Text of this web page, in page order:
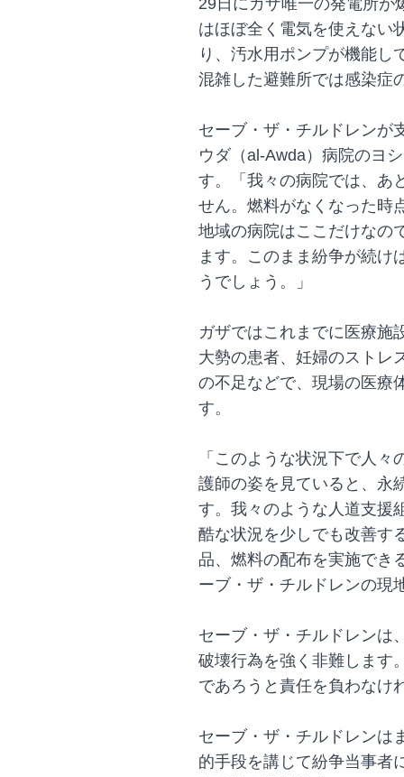
29日にガザ唯一の発電所が
はほぼ全く電気を使えない
り、汚水用ポンプが機能し
混雑した避難所では感染症
セーブ・ザ・チルドレンが
ウダ（al-Awda）病院のヨ
す。「我々の病院では、あ
せん。燃料がなくなった時
地域の病院はここだけなの
ます。このまま紛争が続け
うでしょう。」
ガザではこれまでに医療施
大勢の患者、妊婦のストレ
の不足などで、現場の医療
す。
「このような状況下で人
護師の姿を見ていると、永
す。我々のような人道支援
酷な状況を少しでも改善す
品、燃料の配布を実施でき
ーブ・ザ・チルドレンの現
セーブ・ザ・チルドレンは
破壊行為を強く非難します
であろうと責任を負わなけ
セーブ・ザ・チルドレンは
的手段を講じて紛争当事者